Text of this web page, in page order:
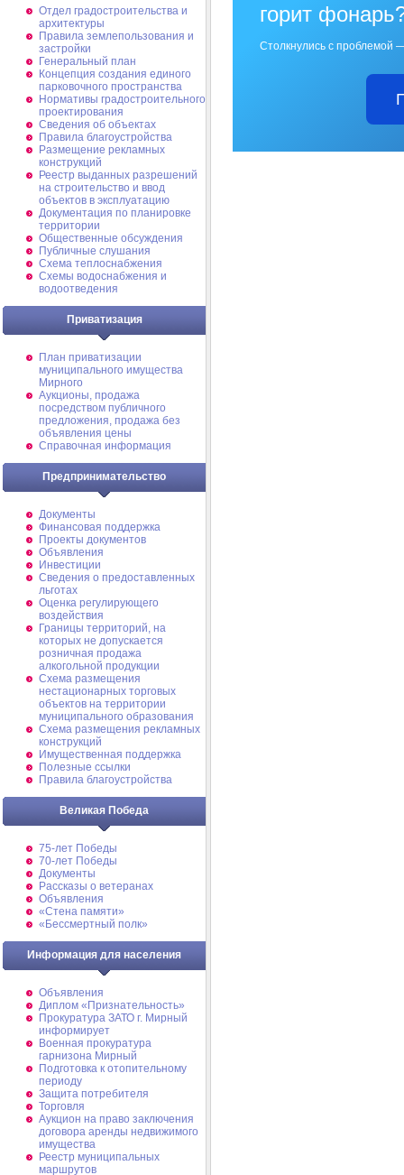
Отдел градостроительства и
архитектуры
Правила землепользования и
застройки
Генеральный план
Концепция создания единого
парковочного пространства
Нормативы градостроительного
проектирования
Сведения об объектах
Правила благоустройства
Размещение рекламных
конструкций
Реестр выданных разрешений
на строительство и ввод
объектов в эксплуатацию
Документация по планировке
территории
Общественные обсуждения
Публичные слушания
Схема теплоснабжения
Схемы водоснабжения и
водоотведения
Приватизация
План приватизации
муниципального имущества
Мирного
Аукционы, продажа
посредством публичного
предложения, продажа без
объявления цены
Справочная информация
Предпринимательство
Документы
Финансовая поддержка
Проекты документов
Объявления
Инвестиции
Сведения о предоставленных
льготах
Оценка регулирующего
воздействия
Границы территорий, на
которых не допускается
розничная продажа
алкогольной продукции
Схема размещения
нестационарных торговых
объектов на территории
муниципального образования
Схема размещения рекламных
конструкций
Имущественная поддержка
Полезные ссылки
Правила благоустройства
Великая Победа
75-лет Победы
70-лет Победы
Документы
Рассказы о ветеранах
Объявления
«Стена памяти»
«Бессмертный полк»
Информация для населения
Объявления
Диплом «Признательность»
Прокуратура ЗАТО г. Мирный
информирует
Военная прокуратура
гарнизона Мирный
Подготовка к отопительному
периоду
Защита потребителя
Торговля
Аукцион на право заключения
договора аренды недвижимого
имущества
Реестр муниципальных
маршрутов
горит
Столкнулись с проблемой